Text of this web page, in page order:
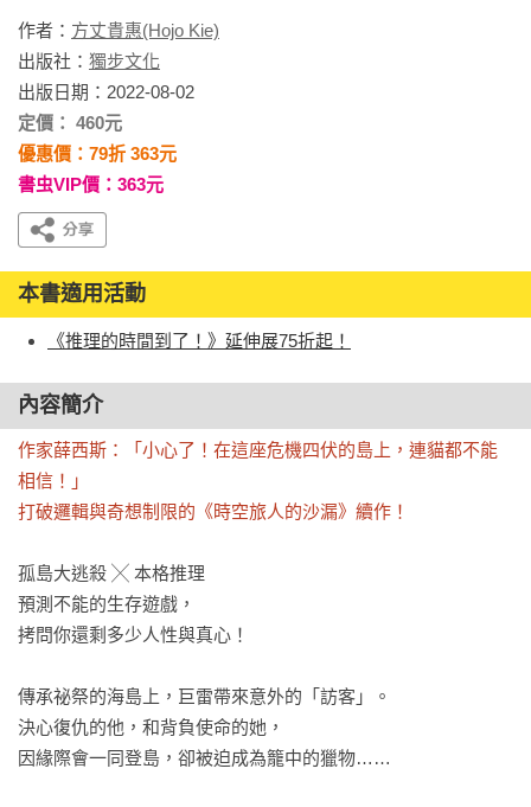
作者： 方丈貴惠(Hojo Kie)
出版社： 獨步文化
出版日期：2022-08-02
定價： 460元
優惠價：79折 363元
書虫VIP價：363元
本書適用活動
《推理的時間到了！》延伸展75折起！
內容簡介
作家薛西斯：「小心了！在這座危機四伏的島上，連貓都不能
相信！」
打破邏輯與奇想制限的《時空旅人的沙漏》續作！
孤島大逃殺 ╳ 本格推理
預測不能的生存遊戲，
拷問你還剩多少人性與真心！
傳承祕祭的海島上，巨雷帶來意外的「訪客」。
決心復仇的他，和背負使命的她，
因緣際會一同登島，卻被迫成為籠中的獵物……